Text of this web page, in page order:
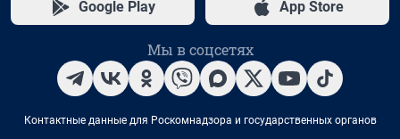
Google Play App Store
Мы в соцсетях
Контактные данные для Роскомнадзора и государственных органов